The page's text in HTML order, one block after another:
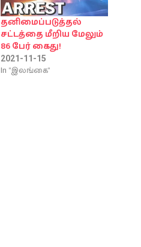
தனிமைப்படுத்தல்
சட்டத்தை மீறிய மேலும்
86 பேர் கைது!
2021-11-15
In "இலங்கை"